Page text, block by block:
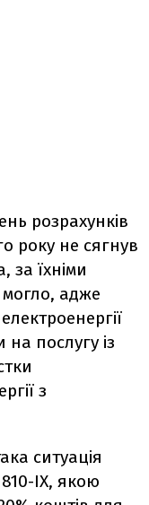
розрахунків
року не сягнув
за їхніми
могло, адже
послугу із
з
ситуація
ІХ, якою